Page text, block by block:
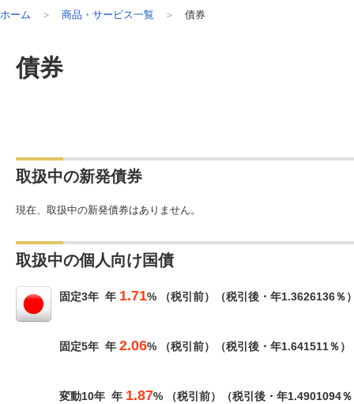
ホーム 商品・サービス一覧 債券
債券
取扱中の新発債券
現在、取扱中の新発債券はありません。
取扱中の個人向け国債
固定3年 年 1.71% （税引前）（税引後・年1.3626136％
固定5年 年 2.06% （税引前）（税引後・年1.641511％）
変動10年 年 1.87% （税引前）（税引後・年1.4901094